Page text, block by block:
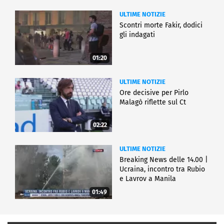
01:20
ULTIME NOTIZIE
Scontri morte Fakir, dodici
gli indagati
02:22
ULTIME NOTIZIE
Ore decisive per Pirlo
Malagò riflette sul Ct
01:49
ULTIME NOTIZIE
Breaking News delle 14.00 |
Ucraina, incontro tra Rubio
e Lavrov a Manila